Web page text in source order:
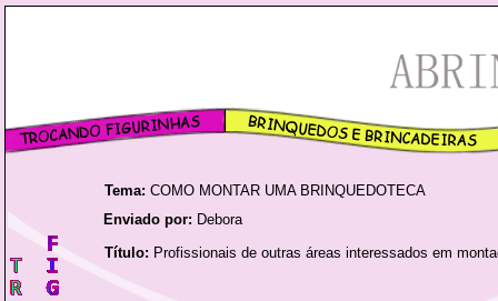
Tema: COMO MONTAR UMA BRINQUEDOTECA
Enviado por: Debora
Título: Profissionais de outras áreas interessados em